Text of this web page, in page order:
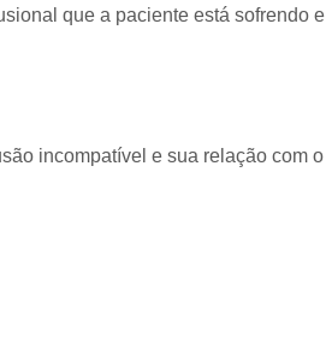
que a paciente está sofrendo e
incompatível e sua relação com o